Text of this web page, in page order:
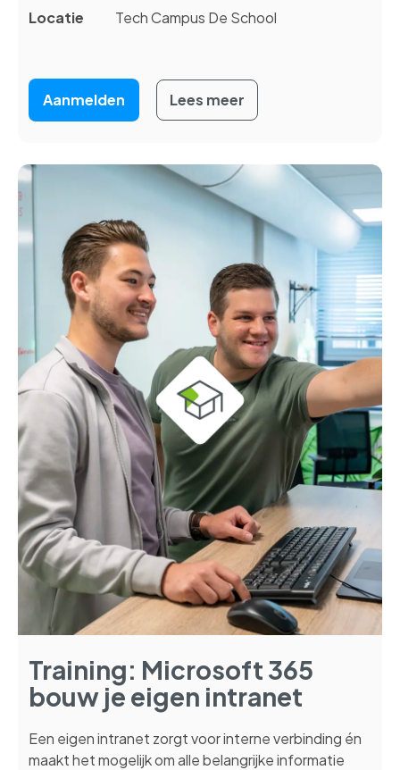
Locatie Tech Campus De School
Aanmelden Lees meer
Training: Microsoft 365
bouw je eigen intranet
Een eigen intranet zorgt voor interne verbinding én
maakt het mogelijk om alle belangrijke informatie